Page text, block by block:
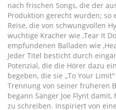
nach frischen Songs, die der
Produktion gerecht wurden; so
Reise, die von schwungvollen
wuchtige Kracher wie ,Tear It
empfundenen Balladen wie
Jeder Titel besticht durch
Potenzial, die die Hörer dazu
begeben, die sie ,,To Your
Trennung von seiner früheren
begann Sänger Joe Flynt
zu schreiben. Inspiriert von